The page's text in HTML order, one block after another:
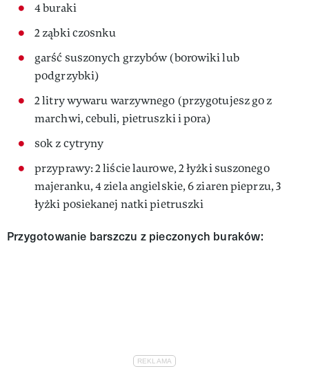
4 buraki
2 ząbki czosnku
garść suszonych grzybów (borowiki lub
podgrzybki)
2 litry wywaru warzywnego (przygotujesz go z
marchwi, cebuli, pietruszki i pora)
sok z cytryny
przyprawy: 2 liście laurowe, 2 łyżki suszonego
majeranku, 4 ziela angielskie, 6 ziaren pieprzu, 3
łyżki posiekanej natki pietruszki
Przygotowanie barszczu z pieczonych buraków: